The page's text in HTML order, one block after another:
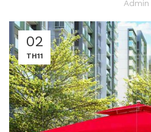
Admin
02
TH11